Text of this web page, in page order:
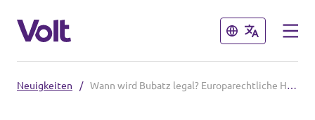
Schließen
Schließen
Neuigkeiten / Wann wird Bubatz legal? Europarechtliche Hürden bei der Legalisierung von Cannabis in Deutschland